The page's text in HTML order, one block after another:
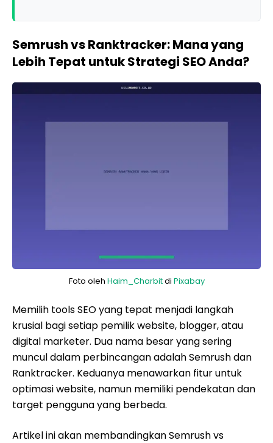
Semrush vs Ranktracker: Mana yang
Lebih Tepat untuk Strategi SEO Anda?
Foto oleh Haim_Charbitdi Pixabay
Memilih tools SEO yang tepat menjadi langkah
krusial bagi setiap pemilik website, blogger, atau
digital marketer. Dua nama besar yang sering
muncul dalam perbincangan adalah Semrush dan
Ranktracker. Keduanya menawarkan fitur untuk
optimasi website, namun memiliki pendekatan dan
target pengguna yang berbeda.
Artikel ini akan membandingkan Semrush vs